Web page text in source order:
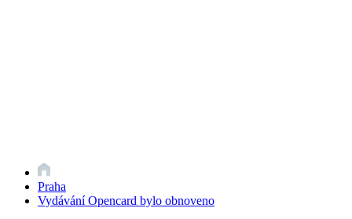
Praha
Vydávání Opencard bylo obnoveno